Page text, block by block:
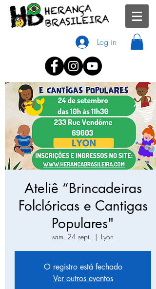
Log in
Ateliê “Brincadeiras
Folclóricas e Cantigas
Populares"
sam. 24 sept.
  |
Lyon
O registro está fechado
Ver outros eventos